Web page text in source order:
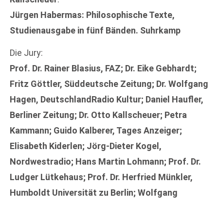
Jürgen Habermas: Philosophische Texte,
Studienausgabe in fünf Bänden. Suhrkamp
Die Jury:
Prof. Dr. Rainer Blasius, FAZ; Dr. Eike Gebhardt;
Fritz Göttler, Süddeutsche Zeitung; Dr. Wolfgang
Hagen, DeutschlandRadio Kultur; Daniel Haufler,
Berliner Zeitung; Dr. Otto Kallscheuer; Petra
Kammann; Guido Kalberer, Tages Anzeiger;
Elisabeth Kiderlen; Jörg-Dieter Kogel,
Nordwestradio; Hans Martin Lohmann; Prof. Dr.
Ludger Lütkehaus; Prof. Dr. Herfried Münkler,
Humboldt Universität zu Berlin; Wolfgang